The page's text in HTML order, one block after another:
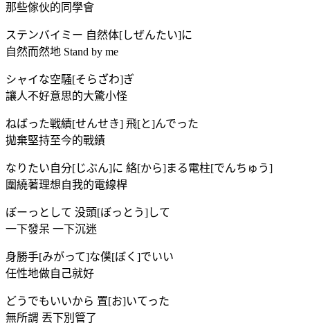
那些傢伙的同學會
ステンバイミー 自然体[しぜんたい]に
自然而然地 Stand by me
シャイな空騒[そらざわ]ぎ
讓人不好意思的大驚小怪
ねばった戦績[せんせき] 飛[と]んでった
拋棄堅持至今的戰績
なりたい自分[じぶん]に 絡[から]まる電柱[でんちゅう]
圍繞著理想自我的電線桿
ぼーっとして 没頭[ぼっとう]して
一下發呆 一下沉迷
身勝手[みがって]な僕[ぼく]でいい
任性地做自己就好
どうでもいいから 置[お]いてった
無所謂 丟下別管了